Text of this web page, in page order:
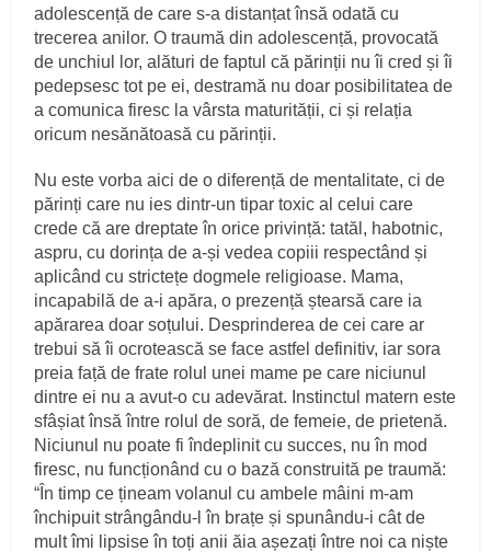
adolescență de care s-a distanțat însă odată cu
trecerea anilor. O traumă din adolescență, provocată
de unchiul lor, alături de faptul că părinții nu îi cred și îi
pedepsesc tot pe ei, destramă nu doar posibilitatea de
a comunica firesc la vârsta maturității, ci și relația
oricum nesănătoasă cu părinții.
Nu este vorba aici de o diferență de mentalitate, ci de
părinți care nu ies dintr-un tipar toxic al celui care
crede că are dreptate în orice privință: tatăl, habotnic,
aspru, cu dorința de a-și vedea copiii respectând și
aplicând cu strictețe dogmele religioase. Mama,
incapabilă de a-i apăra, o prezență ștearsă care ia
apărarea doar soțului. Desprinderea de cei care ar
trebui să îi ocrotească se face astfel definitiv, iar sora
preia față de frate rolul unei mame pe care niciunul
dintre ei nu a avut-o cu adevărat. Instinctul matern este
sfâșiat însă între rolul de soră, de femeie, de prietenă.
Niciunul nu poate fi îndeplinit cu succes, nu în mod
firesc, nu funcționând cu o bază construită pe traumă:
“În timp ce țineam volanul cu ambele mâini m-am
închipuit strângându-l în brațe și spunându-i cât de
mult îmi lipsise în toți anii ăia așezați între noi ca niște